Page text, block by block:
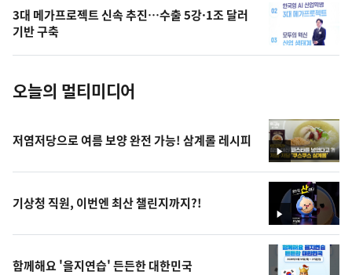
사
진
3대 메가프로젝트 신속 추진…수출 5강·1조 달러
기반 구축
오늘의 멀티미디어
영
상
저염저당으로 여름 보양 완전 가능! 삼계롤 레시피
영
상
기상청 직원, 이번엔 최산 챌린지까지?!
함께해요 '을지연습' 든든한 대한민국